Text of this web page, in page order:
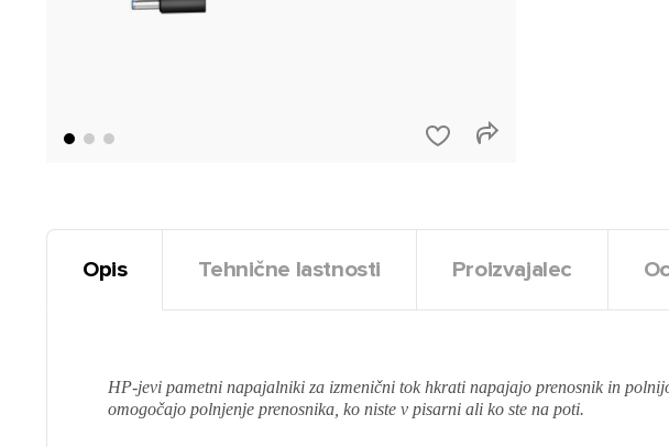
Opis Tehnične lastnosti Proizvajalec
HP-jevi pametni napajalniki za izmenični tok hkrati napajajo prenosnik in
omogočajo polnjenje prenosnika, ko niste v pisarni ali ko ste na poti.